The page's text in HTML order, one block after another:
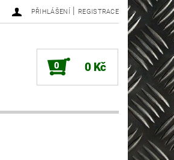
PŘIHLÁŠENÍ | REGISTRACE
0 0 Kč